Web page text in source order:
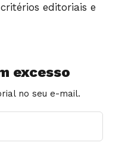
editoriais e
excesso
no seu e-mail.